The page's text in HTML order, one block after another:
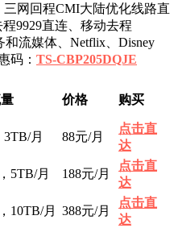
网回程CMI大陆优化线路直
9929直连、移动去程
流媒体、Netflix、Disney
码： TS-CBP205DQJE
价格 购买
3TB/月 88元/月
点击直
达
5TB/月 188元/月
点击直
达
10TB/月 388元/月
点击直
达